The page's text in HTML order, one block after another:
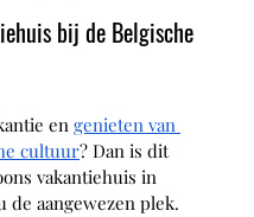
bij de Belgische
en genieten van
cultuur? Dan is dit
vakantiehuis in
de aangewezen plek.